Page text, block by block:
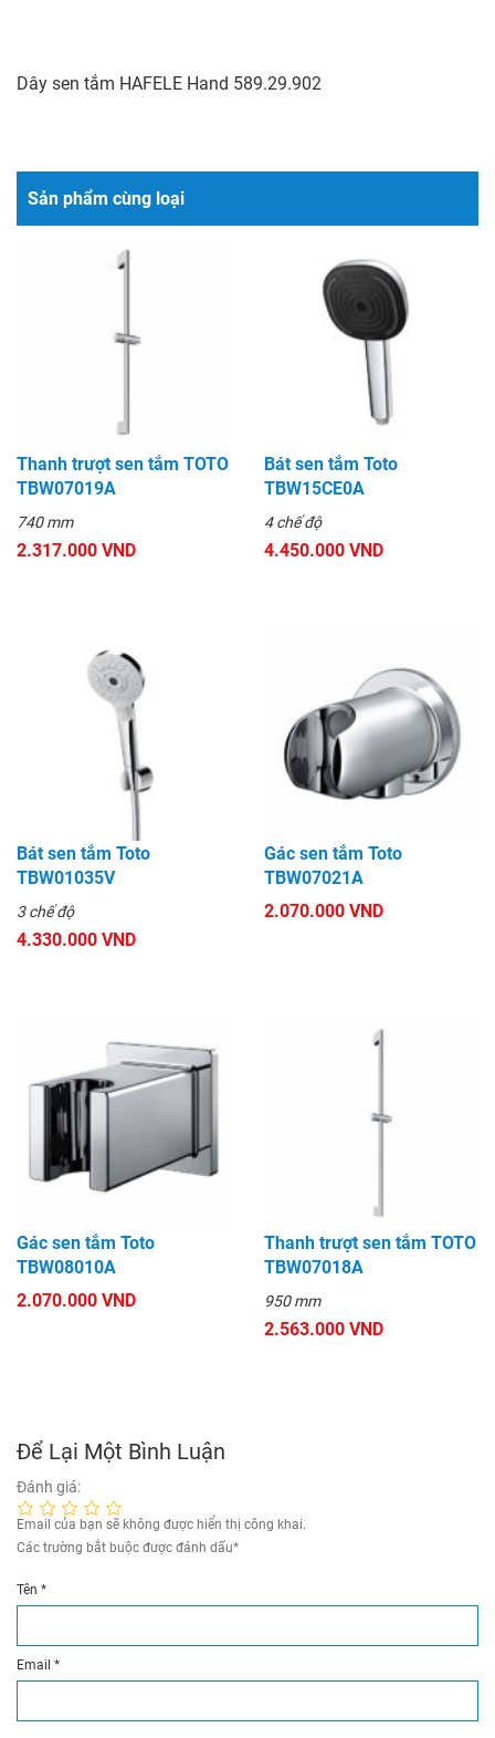
Dây sen tắm HAFELE Hand 589.29.902
Sản phẩm cùng loại
Thanh trượt sen tắm TOTO
TBW07019A
740 mm
2.317.000 VND
Bát sen tắm Toto
TBW15CE0A
4 chế độ
4.450.000 VND
Bát sen tắm Toto
TBW01035V
3 chế độ
4.330.000 VND
Gác sen tắm Toto
TBW07021A
2.070.000 VND
Gác sen tắm Toto
TBW08010A
2.070.000 VND
Thanh trượt sen tắm TOTO
TBW07018A
950 mm
2.563.000 VND
Để Lại Một Bình Luận
Đánh giá:
Email của bạn sẽ không được hiển thị công khai.
Các trường bắt buộc được đánh dấu*
Tên *
Email *